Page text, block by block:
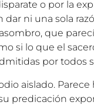
o por la
dar ni una sola
que
si lo que el
por todos
aislado.
predicación